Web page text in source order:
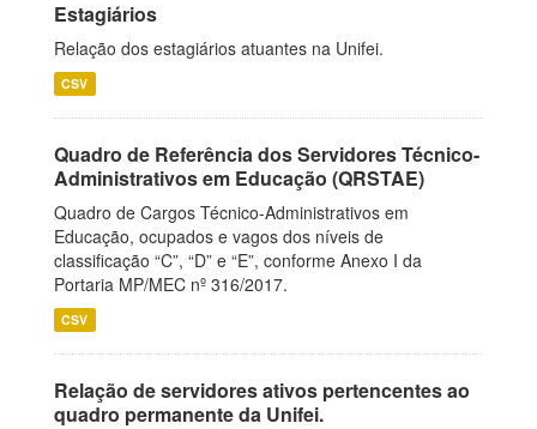
Estagiários
Relação dos estagiários atuantes na Unifei.
CSV
Quadro de Referência dos Servidores Técnico-
Administrativos em Educação (QRSTAE)
Quadro de Cargos Técnico-Administrativos em
Educação, ocupados e vagos dos níveis de
classificação “C”, “D” e “E”, conforme Anexo I da
Portaria MP/MEC nº 316/2017.
CSV
Relação de servidores ativos pertencentes ao
quadro permanente da Unifei.